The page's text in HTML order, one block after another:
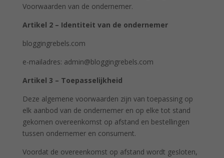
Voorwaarden van de ondernemer.
Artikel 2 – Identiteit van de ondernemer
bloggingrebels.com
e-mailadres: admin@bloggingrebels.com
Artikel 3 – Toepasselijkheid
Deze algemene voorwaarden zijn van toepassing op
elk aanbod van de ondernemer en op elke tot stand
gekomen overeenkomst op afstand en bestellingen
tussen ondernemer en consument.
Voordat de overeenkomst op afstand wordt gesloten,